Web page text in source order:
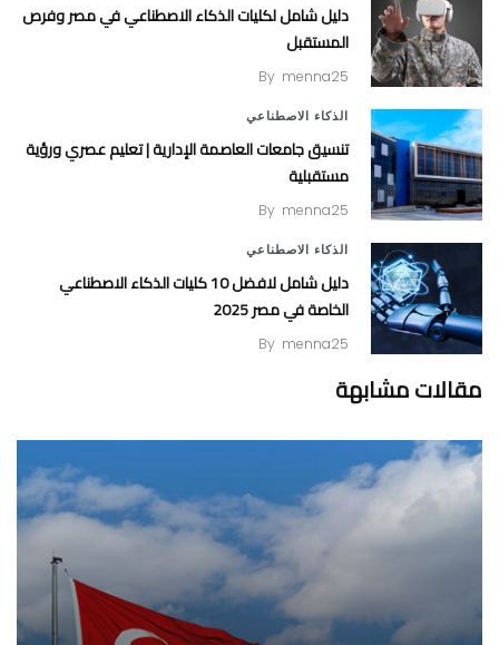
دليل شامل لكليات الذكاء الاصطناعي في مصر وفرص
المستقبل
By menna25
الذكاء الاصطناعي
تنسيق جامعات العاصمة الإدارية | تعليم عصري ورؤية
مستقبلية
By menna25
الذكاء الاصطناعي
دليل شامل لافضل 10 كليات الذكاء الاصطناعي
الخاصة في مصر 2025
By menna25
مقالات مشابهة